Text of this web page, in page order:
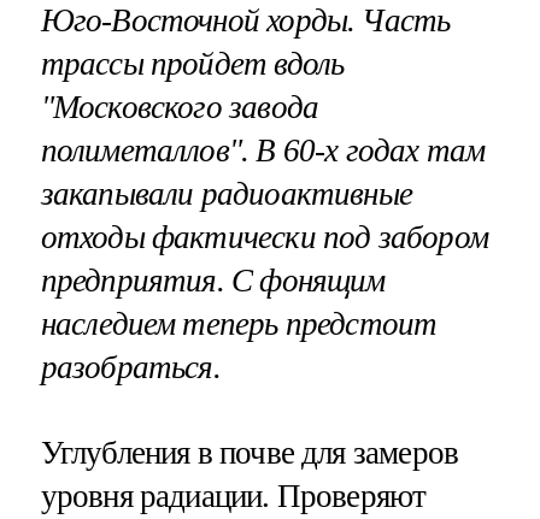
Юго-Восточной хорды. Часть
трассы пройдет вдоль
"Московского завода
полиметаллов". В 60-х годах там
закапывали радиоактивные
отходы фактически под забором
предприятия. С фонящим
наследием теперь предстоит
разобраться.
Углубления в почве для замеров
уровня радиации. Проверяют